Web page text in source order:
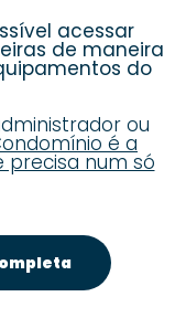
acessar
de maneira
do
ou
é a
num só